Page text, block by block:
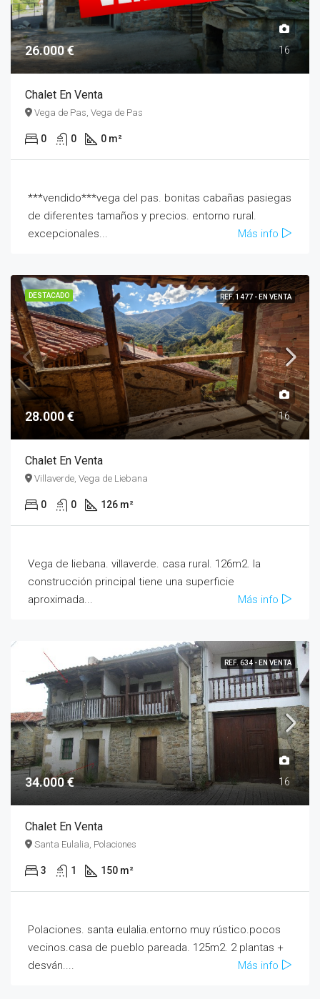
26.000 € 16
Chalet En Venta
Vega de Pas, Vega de Pas
0 0 0 m²
***vendido***vega del pas. bonitas cabañas pasiegas
de diferentes tamaños y precios. entorno rural.
excepcionales...
Más info
DESTACADO REF. 1477 - EN VENTA
28.000 € 16
Chalet En Venta
Villaverde, Vega de Liebana
0 0 126 m²
Vega de liebana. villaverde. casa rural. 126m2. la
construcción principal tiene una superficie
aproximada...
Más info
REF. 634 - EN VENTA
34.000 € 16
Chalet En Venta
Santa Eulalia, Polaciones
3 1 150 m²
Polaciones. santa eulalia.entorno muy rústico.pocos
vecinos.casa de pueblo pareada. 125m2. 2 plantas +
desván....
Más info